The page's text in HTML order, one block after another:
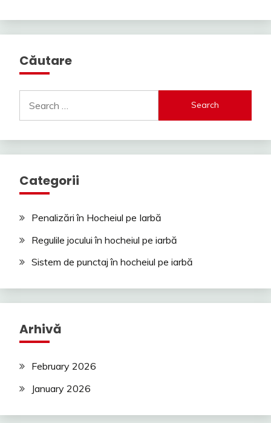
Căutare
for:
Categorii
Penalizări în Hocheiul pe Iarbă
Regulile jocului în hocheiul pe iarbă
Sistem de punctaj în hocheiul pe iarbă
Arhivă
February 2026
January 2026